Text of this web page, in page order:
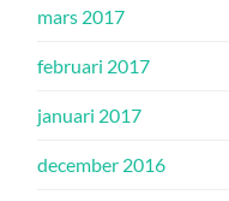
mars 2017
februari 2017
januari 2017
december 2016